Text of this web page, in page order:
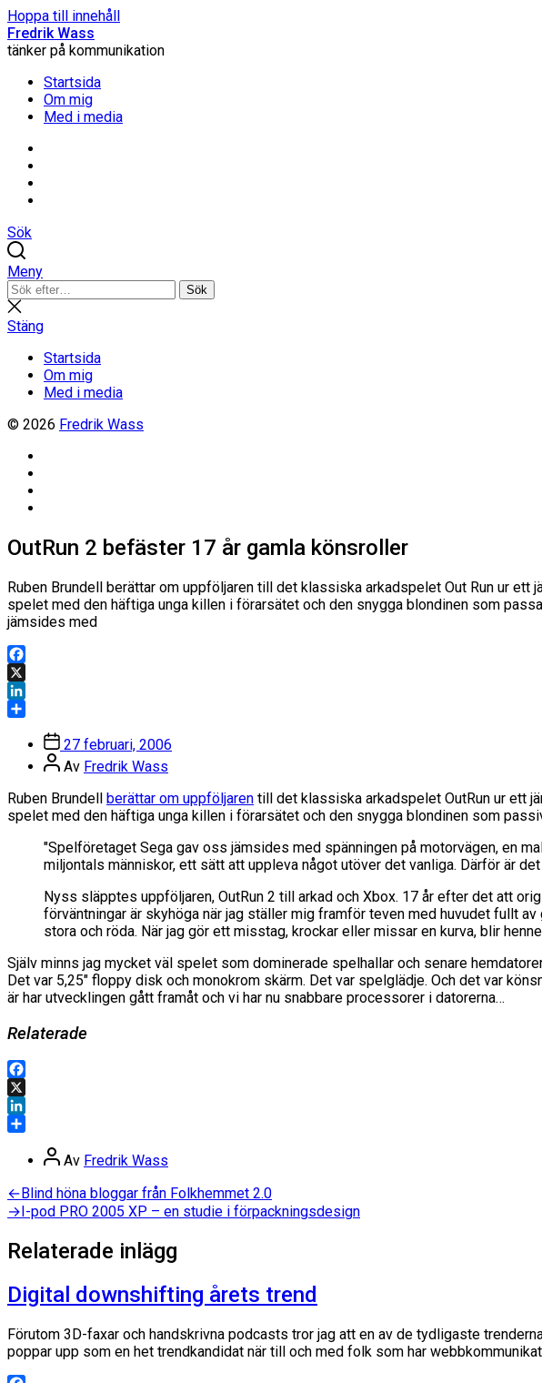
Hoppa till innehåll
Fredrik Wass
tänker på kommunikation
Startsida
Om mig
Med i media
Sök
Meny
Sök
efter:
Sök
Stäng
sökning
Stäng
Startsida
Om mig
Med i media
© 2026 Fredrik Wass
OutRun 2 befäster 17 år gamla könsroller
Ruben Brundell berättar om uppföljaren till det klassiska arkadspelet Out Run ur
spelet med den häftiga unga killen i förarsätet och den snygga blondinen som
jämsides med
Facebook
X
LinkedIn
Inläggsdatum
27 februari, 2006
Inläggsförfattare
Av Fredrik Wass
Ruben Brundell berättar om uppföljaren till det klassiska arkadspelet OutRun ur ett
spelet med den häftiga unga killen i förarsätet och den snygga blondinen som
"Spelföretaget Sega gav oss jämsides med spänningen på motorvägen, en
miljontals människor, ett sätt att uppleva något utöver det vanliga. Därför är
Nyss släpptes uppföljaren, OutRun 2 till arkad och Xbox. 17 år efter det att
förväntningar är skyhöga när jag ställer mig framför teven med huvudet fullt
stora och röda. När jag gör ett misstag, krockar eller missar en kurva, blir
Själv minns jag mycket väl spelet som dominerade spelhallar och senare
Det var 5,25" floppy disk och monokrom skärm. Det var spelglädje. Och det var
är har utvecklingen gått framåt och vi har nu snabbare processorer i datorerna…
Relaterade
Facebook
X
LinkedIn
Inläggsförfattare
Av Fredrik Wass
Inläggsnavigering
←Föregående
inlägg:
Blind höna bloggar från Folkhemmet 2.0
→Nästa
I-pod PRO 2005 XP – en studie i förpackningsdesign
Relaterade inlägg
Digital downshifting årets trend
Förutom 3D-faxar och handskrivna podcasts tror jag att en av de tydligaste
poppar upp som en het trendkandidat när till och med folk som har